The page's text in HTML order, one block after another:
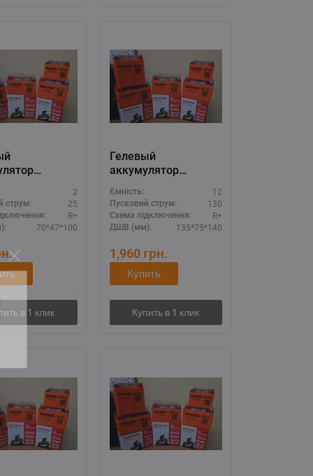
12V 2.3A
GT4B-5 GEL) 2
струм: 25
R+
70*47*100
Гелевый
аккумулятор
MAXION 12V 12A
(MXBM-YTX14-BS
GEL)
Ємність: 12
Пусковий струм: 130
Схема підключення: R+
ДШВ (мм): 135*75*140
1,960 грн.
Купить